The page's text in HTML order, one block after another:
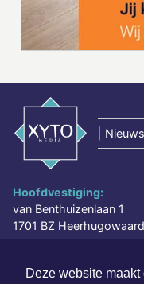
Deze website
Hoofdvestiging:
van Benthuizenlaan 1
1701 BZ Heerhugowaard
redactie@xyto.nl